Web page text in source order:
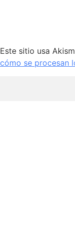
Este sitio usa
cómo se procesan